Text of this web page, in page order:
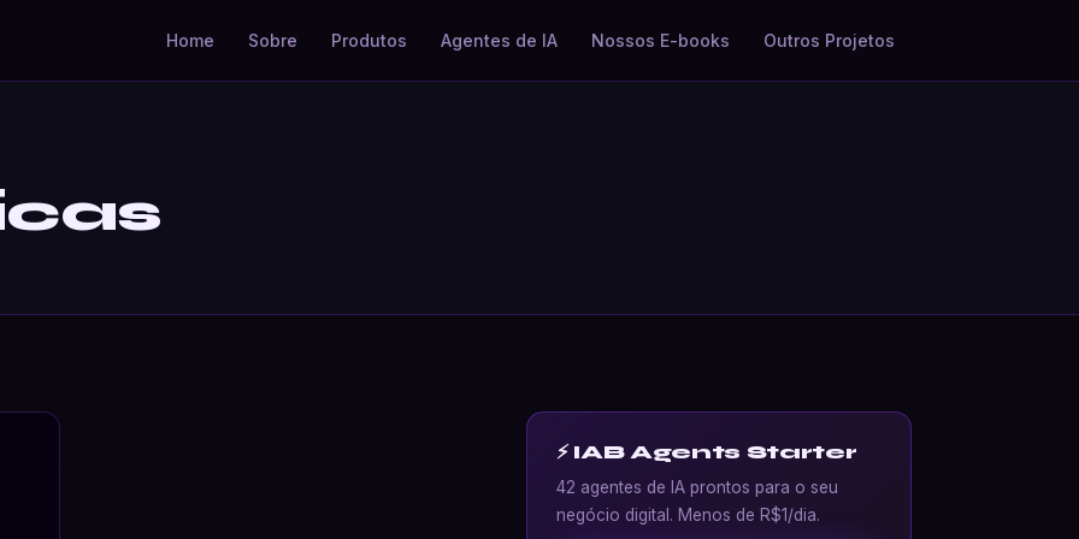
Home Sobre Produtos Agentes de IA Nossos E-books Outros Projetos
⚡ IAB Agents Starter
42 agentes de IA prontos para o seu
negócio digital. Menos de R$1/dia.